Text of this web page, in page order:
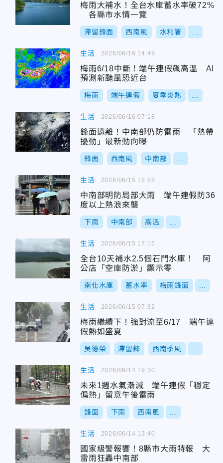
梅雨大補水！全台水庫蓄水率破72%
各縣市水情一覽
滯留鋒面 西南風 水利署
生活
梅雨6/18中斷！端午連假飆高溫 AI
預測新颱風恐近台
梅雨 端午連假 夏季炎熱
2026/06/16 14:49
生活
鋒面遠離！中南部仍防雷雨 「熱帶
擾動」最新動向曝
鋒面 西南風 中南部
2026/06/16 07:18
生活
中南部明防局部大雨 端午連假防36
度以上熱浪來襲
下雨 中南部 高溫
2026/06/15 18:58
生活
全台10天補水2.5個石門水庫！ 阿
公店「空庫防淤」顯示零
南化水庫 蓄水率 梅雨鋒面
2026/06/15 17:15
生活
梅雨繼續下！強對流至6/17 端午連
假熱如盛夏
吳德榮 滯留鋒 西南季風
2026/06/15 07:32
生活
未來1週水氣漸減 端午連假「穩定
偏熱」留意午後雷雨
鋒面 下雨 西南風
2026/06/14 19:30
生活
國家級警報響！8縣市大雨特報 大
雷雨狂轟中南部
2026/06/14 13:40